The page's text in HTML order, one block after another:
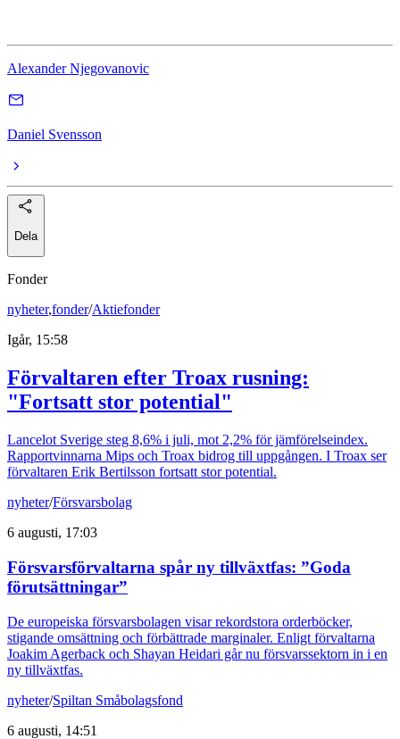
Alexander Njegovanovic
Daniel Svensson
Dela
Fonder
nyheter,fonder/Aktiefonder
Igår, 15:58
Förvaltaren efter Troax rusning:
"Fortsatt stor potential"
Lancelot Sverige steg 8,6% i juli, mot 2,2% för jämförelseindex.
Rapportvinnarna Mips och Troax bidrog till uppgången. I Troax ser
förvaltaren Erik Bertilsson fortsatt stor potential.
nyheter/Försvarsbolag
6 augusti, 17:03
Försvarsförvaltarna spår ny tillväxtfas: ”Goda
förutsättningar”
De europeiska försvarsbolagen visar rekordstora orderböcker,
stigande omsättning och förbättrade marginaler. Enligt förvaltarna
Joakim Agerback och Shayan Heidari går nu försvarssektorn in i en
ny tillväxtfas.
nyheter/Spiltan Småbolagsfond
6 augusti, 14:51